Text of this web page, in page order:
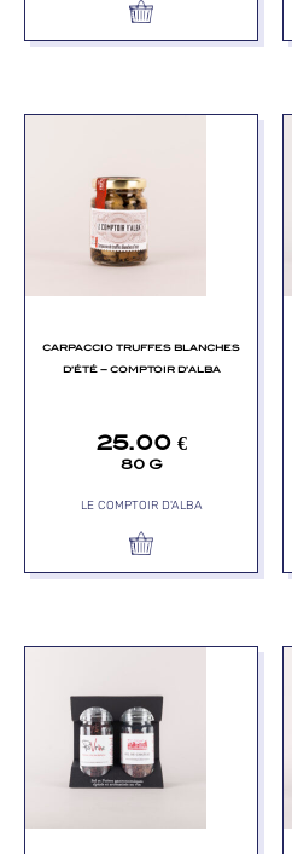
CARPACCIO TRUFFES BLANCHES
D’ÉTÉ – COMPTOIR D’ALBA
25.00 €
80 G
LE COMPTOIR D'ALBA